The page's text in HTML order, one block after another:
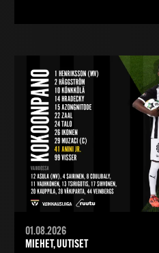
01.08.2026
MIEHET, UUTISET